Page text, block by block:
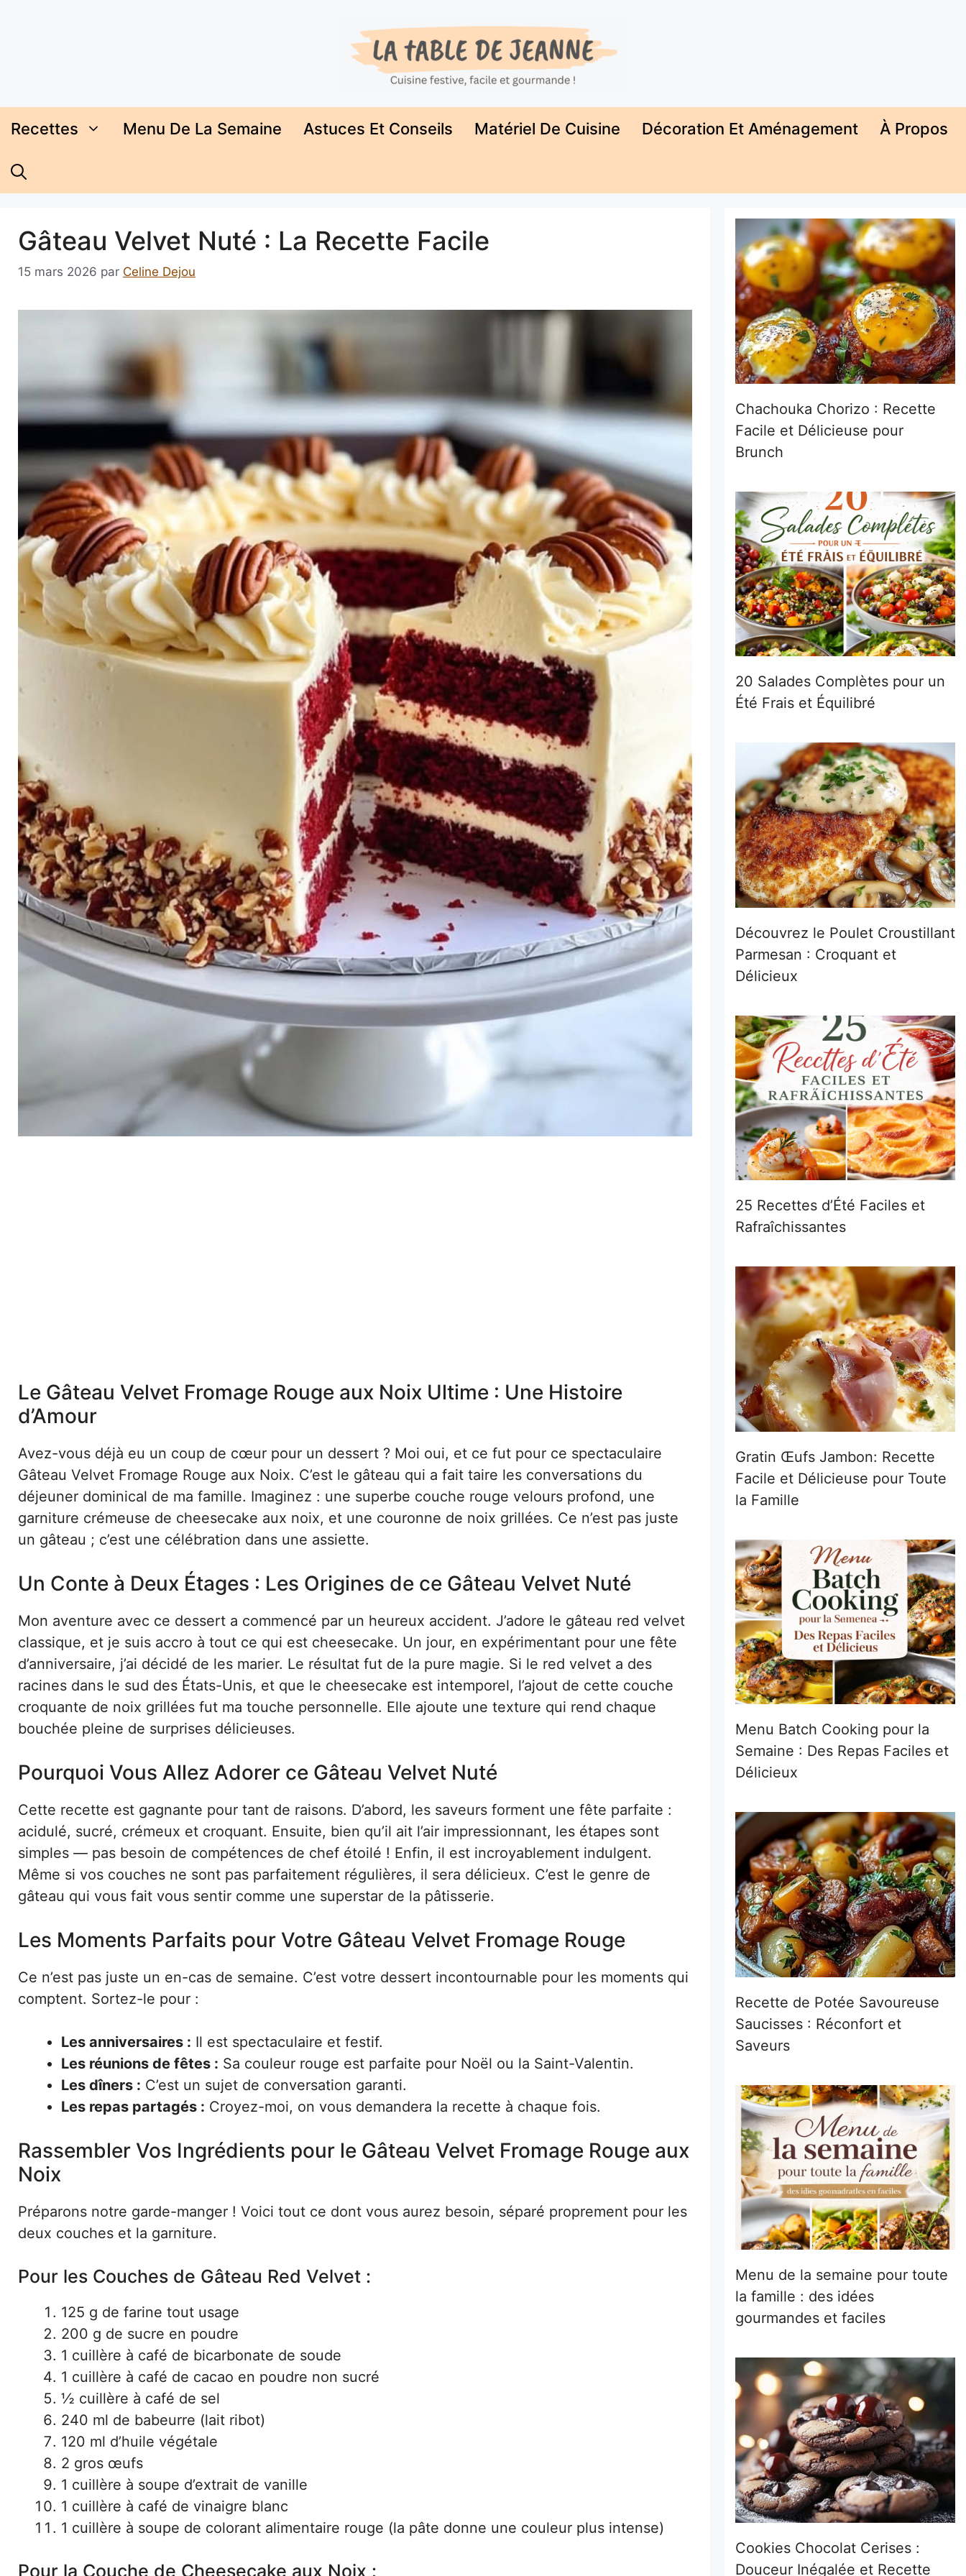
Recettes Menu De La Semaine Astuces Et Conseils Matériel De Cuisine Décoration Et Aménagement À Propos
Gâteau Velvet Nuté : La Recette Facile
15 mars 2026 par Celine Dejou
Le Gâteau Velvet Fromage Rouge aux Noix Ultime : Une Histoire
d’Amour
Avez-vous déjà eu un coup de cœur pour un dessert ? Moi oui, et ce fut pour ce spectaculaire
Gâteau Velvet Fromage Rouge aux Noix. C’est le gâteau qui a fait taire les conversations du
déjeuner dominical de ma famille. Imaginez : une superbe couche rouge velours profond, une
garniture crémeuse de cheesecake aux noix, et une couronne de noix grillées. Ce n’est pas juste
un gâteau ; c’est une célébration dans une assiette.
Un Conte à Deux Étages : Les Origines de ce Gâteau Velvet Nuté
Mon aventure avec ce dessert a commencé par un heureux accident. J’adore le gâteau red velvet
classique, et je suis accro à tout ce qui est cheesecake. Un jour, en expérimentant pour une fête
d’anniversaire, j’ai décidé de les marier. Le résultat fut de la pure magie. Si le red velvet a des
racines dans le sud des États-Unis, et que le cheesecake est intemporel, l’ajout de cette couche
croquante de noix grillées fut ma touche personnelle. Elle ajoute une texture qui rend chaque
bouchée pleine de surprises délicieuses.
Pourquoi Vous Allez Adorer ce Gâteau Velvet Nuté
Cette recette est gagnante pour tant de raisons. D’abord, les saveurs forment une fête parfaite :
acidulé, sucré, crémeux et croquant. Ensuite, bien qu’il ait l’air impressionnant, les étapes sont
simples — pas besoin de compétences de chef étoilé ! Enfin, il est incroyablement indulgent.
Même si vos couches ne sont pas parfaitement régulières, il sera délicieux. C’est le genre de
gâteau qui vous fait vous sentir comme une superstar de la pâtisserie.
Les Moments Parfaits pour Votre Gâteau Velvet Fromage Rouge
Ce n’est pas juste un en-cas de semaine. C’est votre dessert incontournable pour les moments qui
comptent. Sortez-le pour :
Les anniversaires : Il est spectaculaire et festif.
Les réunions de fêtes : Sa couleur rouge est parfaite pour Noël ou la Saint-Valentin.
Les dîners : C’est un sujet de conversation garanti.
Les repas partagés : Croyez-moi, on vous demandera la recette à chaque fois.
Rassembler Vos Ingrédients pour le Gâteau Velvet Fromage Rouge aux
Noix
Préparons notre garde-manger ! Voici tout ce dont vous aurez besoin, séparé proprement pour les
deux couches et la garniture.
Pour les Couches de Gâteau Red Velvet :
125 g de farine tout usage
200 g de sucre en poudre
1 cuillère à café de bicarbonate de soude
1 cuillère à café de cacao en poudre non sucré
½ cuillère à café de sel
240 ml de babeurre (lait ribot)
120 ml d’huile végétale
2 gros œufs
1 cuillère à soupe d’extrait de vanille
1 cuillère à café de vinaigre blanc
1 cuillère à soupe de colorant alimentaire rouge (la pâte donne une couleur plus intense)
Pour la Couche de Cheesecake aux Noix :
Chachouka Chorizo : Recette
Facile et Délicieuse pour
Brunch
20 Salades Complètes pour un
Été Frais et Équilibré
Découvrez le Poulet Croustillant
Parmesan : Croquant et
Délicieux
25 Recettes d’Été Faciles et
Rafraîchissantes
Gratin Œufs Jambon: Recette
Facile et Délicieuse pour Toute
la Famille
Menu Batch Cooking pour la
Semaine : Des Repas Faciles et
Délicieux
Recette de Potée Savoureuse
Saucisses : Réconfort et
Saveurs
Menu de la semaine pour toute
la famille : des idées
gourmandes et faciles
Cookies Chocolat Cerises :
Douceur Inégalée et Recette